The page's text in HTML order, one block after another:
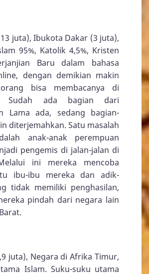
juta), Ibukota Dakar (3 juta),
95%, Katolik 4,5%, Kristen
Baru dalam bahasa
dengan demikian makin
bisa membacanya di
Sudah ada bagian dari
Lama ada, sedang bagian-
diterjemahkan. Satu masalah
anak-anak perempuan
pengemis di jalan-jalan di
ini mereka mencoba
ibu-ibu mereka dan adik-
tidak memiliki penghasilan,
pindah dari negara lain
juta), Negara di Afrika Timur,
Islam. Suku-suku utama